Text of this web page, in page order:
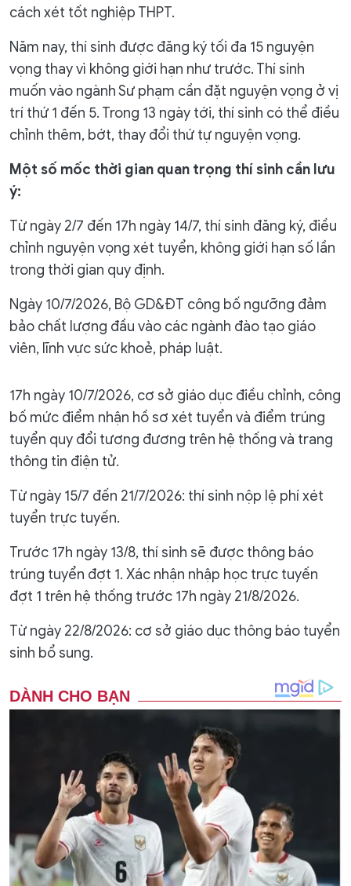
cách xét tốt nghiệp THPT.
Năm nay, thí sinh được đăng ký tối đa 15 nguyện
vọng thay vì không giới hạn như trước. Thí sinh
muốn vào ngành Sư phạm cần đặt nguyện vọng ở vị
trí thứ 1 đến 5. Trong 13 ngày tới, thí sinh có thể điều
chỉnh thêm, bớt, thay đổi thứ tự nguyện vọng.
Một số mốc thời gian quan trọng thí sinh cần lưu
ý:
Từ ngày 2/7 đến 17h ngày 14/7, thí sinh đăng ký, điều
chỉnh nguyện vọng xét tuyển, không giới hạn số lần
trong thời gian quy định.
Ngày 10/7/2026, Bộ GD&ĐT công bố ngưỡng đảm
bảo chất lượng đầu vào các ngành đào tạo giáo
viên, lĩnh vực sức khoẻ, pháp luật.
17h ngày 10/7/2026, cơ sở giáo dục điều chỉnh, công
bố mức điểm nhận hồ sơ xét tuyển và điểm trúng
tuyển quy đổi tương đương trên hệ thống và trang
thông tin điện tử.
Từ ngày 15/7 đến 21/7/2026: thí sinh nộp lệ phí xét
tuyển trực tuyến.
Trước 17h ngày 13/8, thí sinh sẽ được thông báo
trúng tuyển đợt 1. Xác nhận nhập học trực tuyến
đợt 1 trên hệ thống trước 17h ngày 21/8/2026.
Từ ngày 22/8/2026: cơ sở giáo dục thông báo tuyển
sinh bổ sung.